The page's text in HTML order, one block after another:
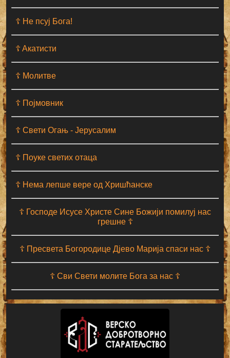
☦ Не псуј Бога!
☦ Aкатисти
☦ Молитве
☦ Појмовник
☦ Свети Огањ - Јерусалим
☦ Поуке светих отаца
☦ Нема лепше вере од Хришћанске
☦ Господе Исусе Христе Сине Божији помилуј нас
грешне ☦
☦ Пресвета Богородице Дјево Марија спаси нас ☦
☦ Сви Свети молите Бога за нас ☦